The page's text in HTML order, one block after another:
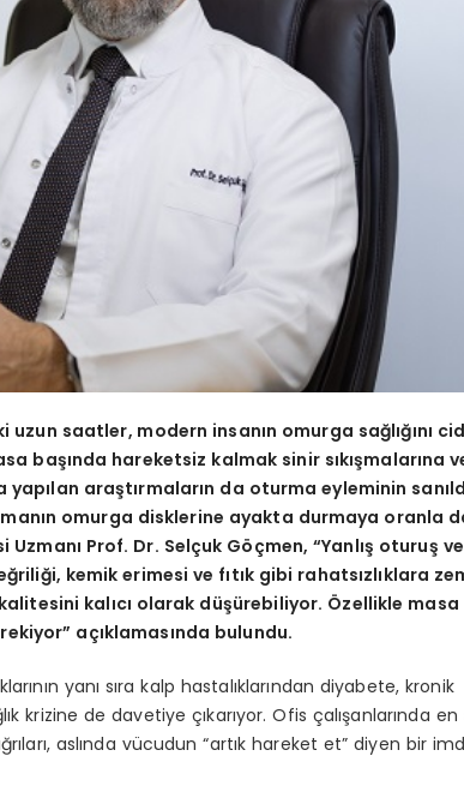
saatler, modern insanın omurga sağlığını
başında hareketsiz kalmak sinir sıkışmalarına
araştırmaların da oturma eyleminin
omurga disklerine ayakta durmaya oranla
Prof. Dr. Selçuk Göçmen, “Yanlış oturuş ve
kemik erimesi ve fıtık gibi rahatsızlıklara
kalıcı olarak düşürebiliyor. Özellikle masa
açıklamasında bulundu.
yanı sıra kalp hastalıklarından diyabete, kronik
de davetiye çıkarıyor. Ofis çalışanlarında en
aslında vücudun “artık hareket et” diyen bir